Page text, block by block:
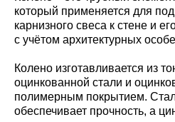
который применяется для
карнизного свеса к стене и
с учётом архитектурных
Колено изготавливается из
оцинкованной стали и
полимерным покрытием.
обеспечивает прочность, а